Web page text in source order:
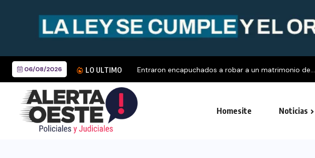
06/08/2026 LO ULTIMO Entraron encapuchados a robar a un matrimonio de...
Homesite Noticias